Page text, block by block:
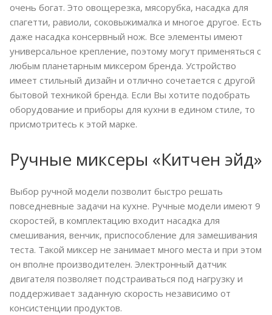
очень богат. Это овощерезка, мясорубка, насадка для
спагетти, равиоли, соковыжималка и многое другое. Есть
даже насадка консервный нож. Все элементы имеют
универсальное крепление, поэтому могут применяться с
любым планетарным миксером бренда. Устройство
имеет стильный дизайн и отлично сочетается с другой
бытовой техникой бренда. Если Вы хотите подобрать
оборудование и приборы для кухни в едином стиле, то
присмотритесь к этой марке.
Ручные миксеры «Китчен эйд»
Выбор ручной модели позволит быстро решать
повседневные задачи на кухне. Ручные модели имеют 9
скоростей, в комплектацию входит насадка для
смешивания, венчик, приспособление для замешивания
теста. Такой миксер не занимает много места и при этом
он вполне производителен. Электронный датчик
двигателя позволяет подстраиваться под нагрузку и
поддерживает заданную скорость независимо от
консистенции продуктов.